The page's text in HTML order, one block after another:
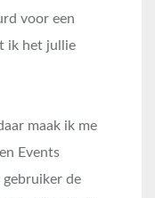
voor een
ik het jullie
maak ik me
Events
de